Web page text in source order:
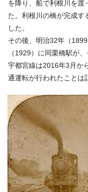
を降り、船で利根川を渡
た。利根川の橋が完成す
した。
その後、明治32年（
（1929）に同栗橋駅が
宇都宮線は2016年3月か
通運転が行われたことは